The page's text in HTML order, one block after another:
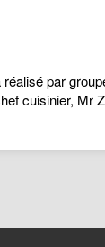
par
cuisinier,